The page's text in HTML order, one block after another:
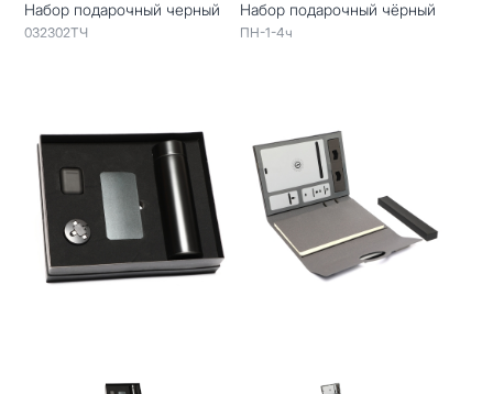
Набор подарочный черный
032302ТЧ
Набор подарочный чёрный
ПН-1-4ч